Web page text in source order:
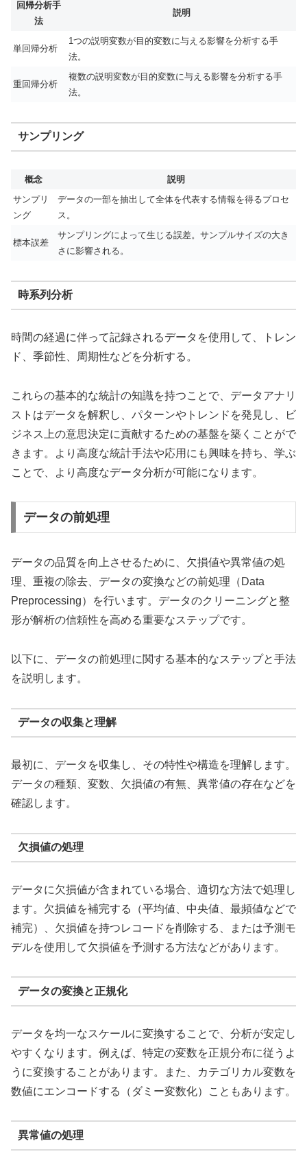
回帰分析手
法
説明
単回帰分析
1つの説明変数が目的変数に与える影響を分析する手
法。
重回帰分析
複数の説明変数が目的変数に与える影響を分析する手
法。
サンプリング
概念
説明
サンプリ
ング
データの一部を抽出して全体を代表する情報を得るプロセ
ス。
標本誤差
サンプリングによって生じる誤差。サンプルサイズの大き
さに影響される。
時系列分析
時間の経過に伴って記録されるデータを使用して、トレン
ド、季節性、周期性などを分析する。
これらの基本的な統計の知識を持つことで、データアナリ
ストはデータを解釈し、パターンやトレンドを発見し、ビ
ジネス上の意思決定に貢献するための基盤を築くことがで
きます。より高度な統計手法や応用にも興味を持ち、学ぶ
ことで、より高度なデータ分析が可能になります。
データの前処理
データの品質を向上させるために、欠損値や異常値の処
理、重複の除去、データの変換などの前処理（Data
Preprocessing）を行います。データのクリーニングと整
形が解析の信頼性を高める重要なステップです。
以下に、データの前処理に関する基本的なステップと手法
を説明します。
データの収集と理解
最初に、データを収集し、その特性や構造を理解します。
データの種類、変数、欠損値の有無、異常値の存在などを
確認します。
欠損値の処理
データに欠損値が含まれている場合、適切な方法で処理し
ます。欠損値を補完する（平均値、中央値、最頻値などで
補完）、欠損値を持つレコードを削除する、または予測モ
デルを使用して欠損値を予測する方法などがあります。
データの変換と正規化
データを均一なスケールに変換することで、分析が安定し
やすくなります。例えば、特定の変数を正規分布に従うよ
うに変換することがあります。また、カテゴリカル変数を
数値にエンコードする（ダミー変数化）こともあります。
異常値の処理